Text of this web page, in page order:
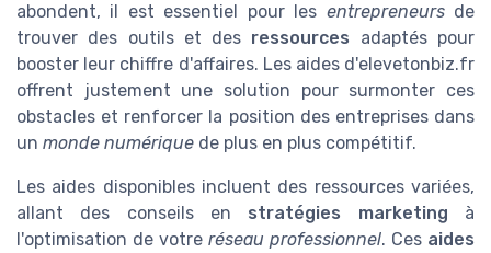
abondent, il est essentiel pour les entrepreneursde
trouver des outils et des ressources adaptés pour
booster leur chiffre d'affaires. Les aides d'elevetonbiz.fr
offrent justement une solution pour surmonter ces
obstacles et renforcer la position des entreprises dans
un monde numérique de plus en plus compétitif.
Les aides disponibles incluent des ressources variées,
allant des conseils en stratégies marketing à
l'optimisation de votre réseau professionnel. Ces aides